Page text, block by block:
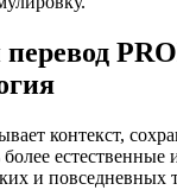
контекст,
и повседневных